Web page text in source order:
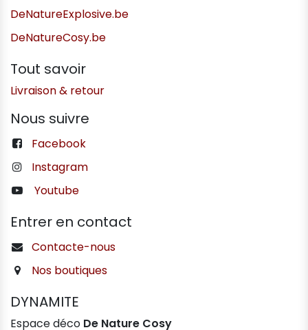
DeNatureExplosive.be
DeNatureCosy.be
Tout savoir
Livraison & retour
Nous suivre
Facebook
Instagram
Youtube
Entrer en contact
Contacte-nous
Nos boutiques
DYNAMITE
Espace déco De Nature Cosy